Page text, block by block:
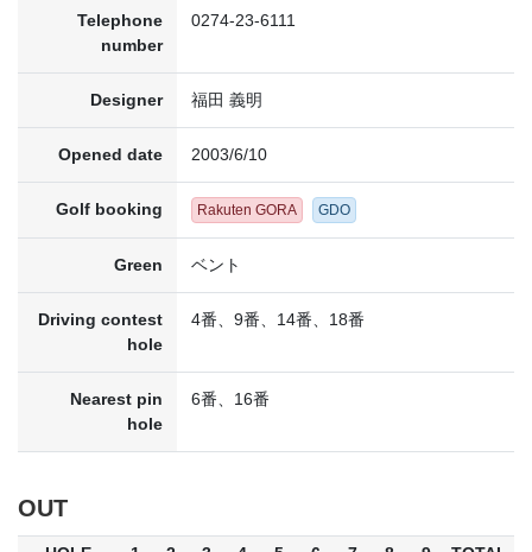
Telephone
number
0274-23-6111
Designer 福田 義明
Opened date 2003/6/10
Golf booking Rakuten GORA GDO
Green ベント
Driving contest
hole
4番、9番、14番、18番
Nearest pin
hole
6番、16番
OUT